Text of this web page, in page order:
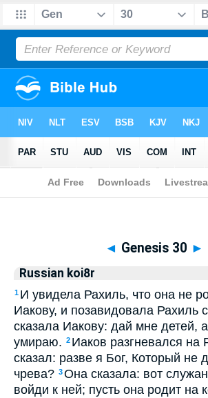
Biblia>Russian koi8r > Genesis 30
◄ Genesis 30 ►
Russian koi8r
1 И увидела Рахиль, что она не
Иакову, и позавидовала Рахиль
сказала Иакову: дай мне детей,
умираю. 2 Иаков разгневался на
сказал: разве я Бог, Который не
чрева? 3Она сказала: вот
войди к ней; пусть она родит на